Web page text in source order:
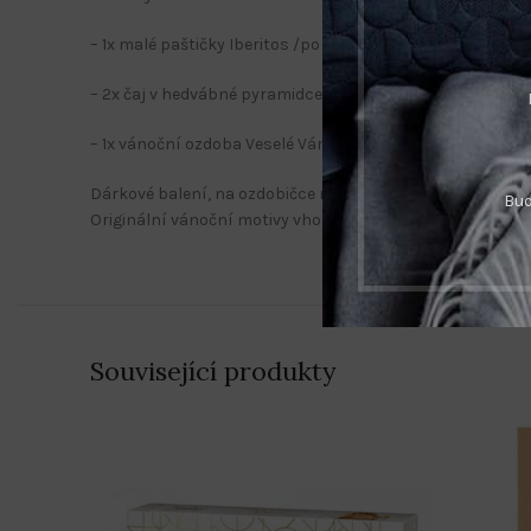
– 1x malé paštičky Iberitos /po 3ks/
– 2x čaj v hedvábné pyramidce
– 1x vánoční ozdoba Veselé Vánoce a š ťastný nový rok
Dárkové balení, na ozdobičce můžete mít svoje logo i
Originální vánoční motivy vhodné pro potisk vybraných
Související produkty